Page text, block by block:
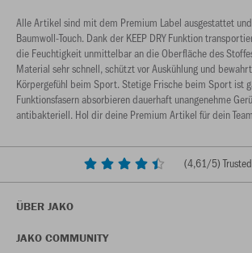
Alle Artikel sind mit dem Premium Label ausgestattet
Baumwoll-Touch. Dank der KEEP DRY Funktion
die Feuchtigkeit unmittelbar an die Oberfläche des
Material sehr schnell, schützt vor Auskühlung und
Körpergefühl beim Sport. Stetige Frische beim Sport ist
Funktionsfasern absorbieren dauerhaft unangenehme
antibakteriell. Hol dir deine Premium Artikel für dein
(4,61/5)
ÜBER JAKO
JAKO COMMUNITY